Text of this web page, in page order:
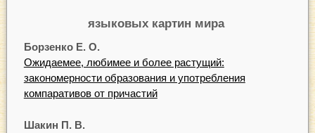
языковых картин мира
Борзенко Е. О.
Ожидаемее, любимее и более растущий:
закономерности образования и употребления
компаративов от причастий
Шакин П. В.